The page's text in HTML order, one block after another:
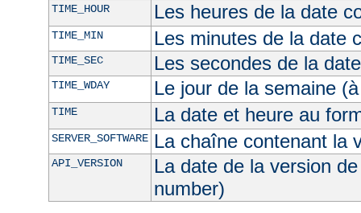
TIME_HOUR Les heures de la date
TIME_MIN Les minutes de la date
TIME_SEC Les secondes de la
TIME_WDAY Le jour de la semaine
TIME La date et heure au
SERVER_SOFTWARE La chaîne contenant la
API_VERSION
La date de la version
number)